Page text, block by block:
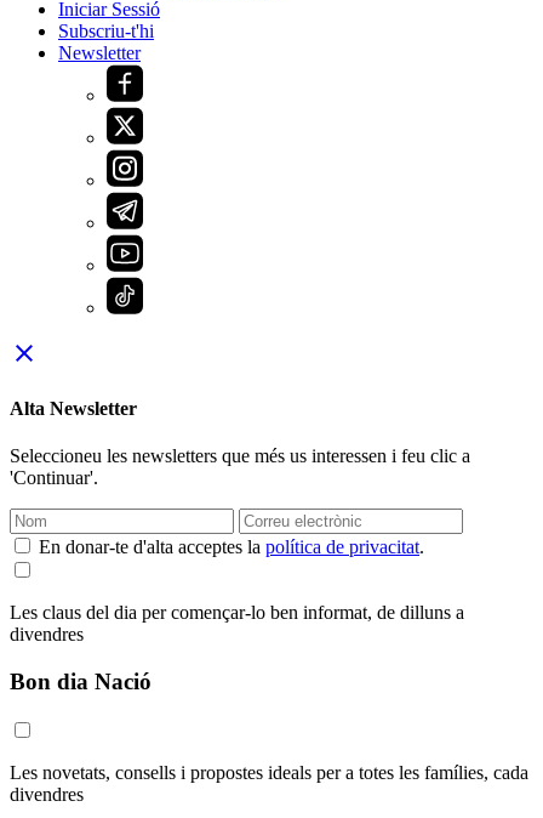
Iniciar Sessió
Subscriu-t'hi
Newsletter
close
Alta Newsletter
Seleccioneu les newsletters que més us interessen i feu clic a
'Continuar'.
En donar-te d'alta acceptes la política de privacitat.
Les claus del dia per començar-lo ben informat, de dilluns a
divendres
Bon dia Nació
Les novetats, consells i propostes ideals per a totes les famílies, cada
divendres